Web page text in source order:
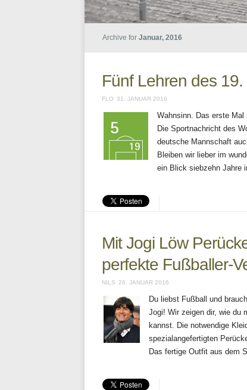
Archive for Januar, 2016
Fünf Lehren des
FLO 31. JANUAR 2016
Wahnsinn. Das erste Mal
Die Sportnachricht des
deutsche Mannschaft
Bleiben wir lieber im
ein Blick siebzehn Jahre
Mit Jogi Löw
perfekte Fußballer-
NILS 26. JANUAR 2016
Du liebst Fußball und
Jogi! Wir zeigen dir, wie du
kannst. Die notwendige
spezialangefertigten
Das fertige Outfit aus dem